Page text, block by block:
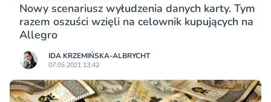
Nowy scenariusz wyłudzenia danych karty. Tym
razem oszuści wzięli na celownik kupujących na
Allegro
IDA KRZEMIŃSKA-ALBRYCHT
07.05.2021 13:42